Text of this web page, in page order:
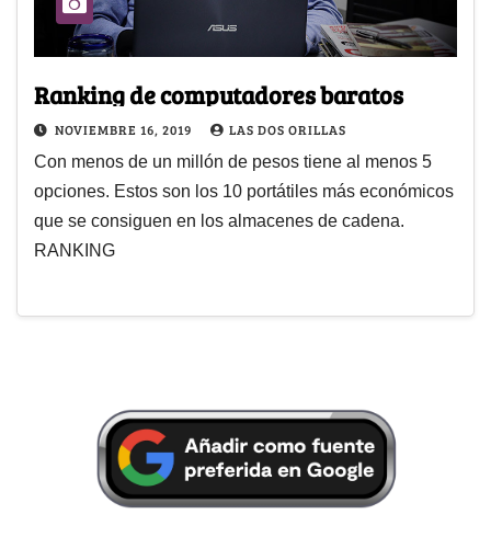
Ranking de computadores baratos
NOVIEMBRE 16, 2019 LAS DOS ORILLAS
Con menos de un millón de pesos tiene al menos 5
opciones. Estos son los 10 portátiles más económicos
que se consiguen en los almacenes de cadena.
RANKING